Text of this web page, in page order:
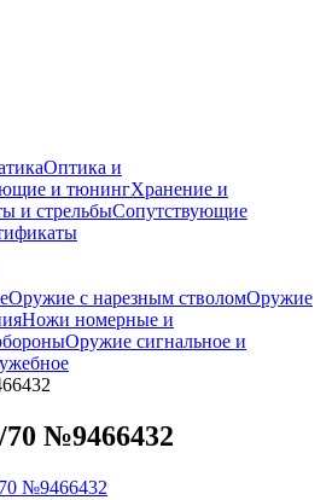
Оптика и
и тюнингХранение и
и стрельбыСопутствующие
Оружие с нарезным стволомОружие
Ножи номерные и
Оружие сигнальное и
№9466432